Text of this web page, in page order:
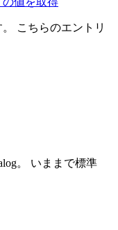
こちらのエントリ
。 いままで標準